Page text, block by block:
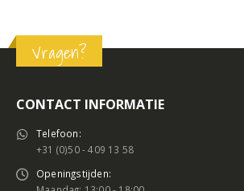
Vragen?
CONTACT INFORMATIE
Maandag: 13:00 - 18:00